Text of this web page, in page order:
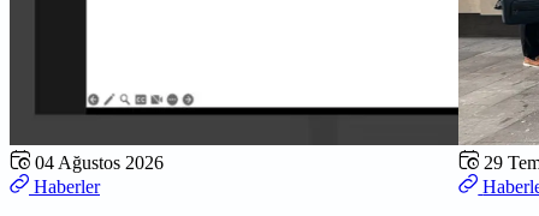
04 Ağustos 2026
Haberler
29